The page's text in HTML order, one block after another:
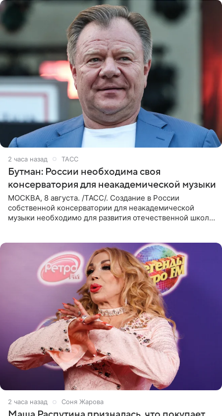
2 часа назад ТАСС
Бутман: России необходима своя
консерватория для неакадемической музыки
МОСКВА, 8 августа. /ТАСС/. Создание в России
собственной консерватории для неакадемической
музыки необходимо для развития отечественной школы
2 часа назад Соня Жарова